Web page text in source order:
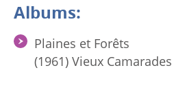
Albums:
Plaines et Forêts
(1961) Vieux Camarades